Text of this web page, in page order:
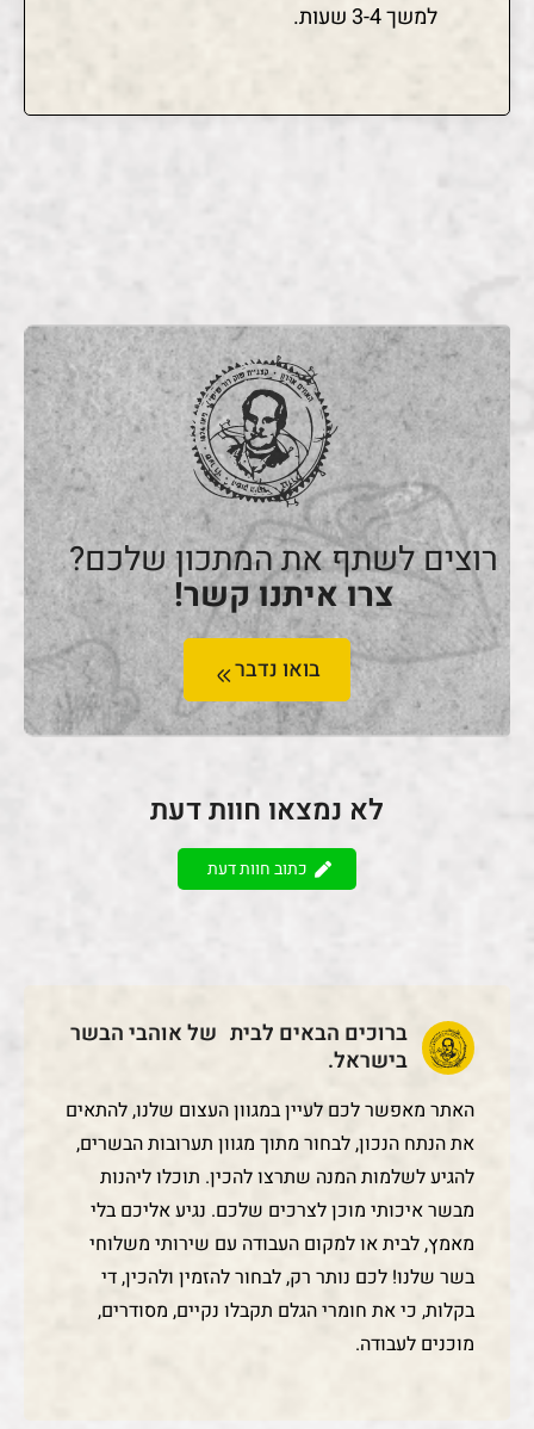
למשך 3-4 שעות.
רוצים לשתף את המתכון שלכם?
צרו איתנו קשר!
בואו נדבר
לא נמצאו חוות דעת
כתוב חוות דעת
ברוכים הבאים לבית של אוהבי הבשר
בישראל.
האתר מאפשר לכם לעיין במגוון העצום שלנו, להתאים
את הנתח הנכון, לבחור מתוך מגוון תערובות הבשרים,
להגיע לשלמות המנה שתרצו להכין. תוכלו ליהנות
מבשר איכותי מוכן לצרכים שלכם. נגיע אליכם בלי
מאמץ, לבית או למקום העבודה עם שירותי משלוחי
בשר שלנו! לכם נותר רק, לבחור להזמין ולהכין, די
בקלות, כי את חומרי הגלם תקבלו נקיים, מסודרים,
מוכנים לעבודה.